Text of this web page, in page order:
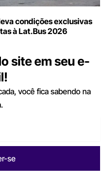
condições exclusivas
à Lat.Bus 2026
site em seu e-
você fica sabendo na
se